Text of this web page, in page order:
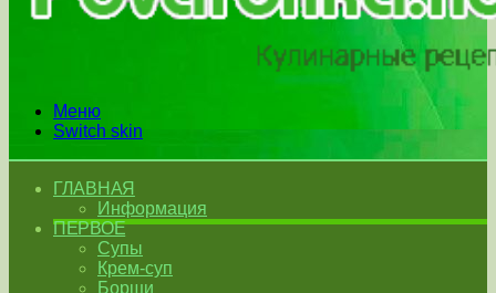
Меню
Switch skin
ГЛАВНАЯ
Информация
ПЕРВОЕ
Супы
Крем-суп
Борщи